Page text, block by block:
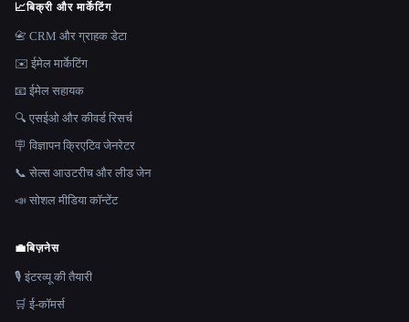
📈बिक्री और मार्केटिंग
📇 CRM और ग्राहक डेटा
✉️ ईमेल मार्केटिंग
📧 ईमेल सहायक
🔍 एसईओ और कीवर्ड रिसर्च
🪧 विज्ञापन क्रिएटिव जेनरेटर
📞 सेल्स आउटरीच और लीड जेन
📣 सोशल मीडिया कॉन्टेंट
💼बिज़नेस
🎙️ इंटरव्यू की तैयारी
🛒 ई-कॉमर्स